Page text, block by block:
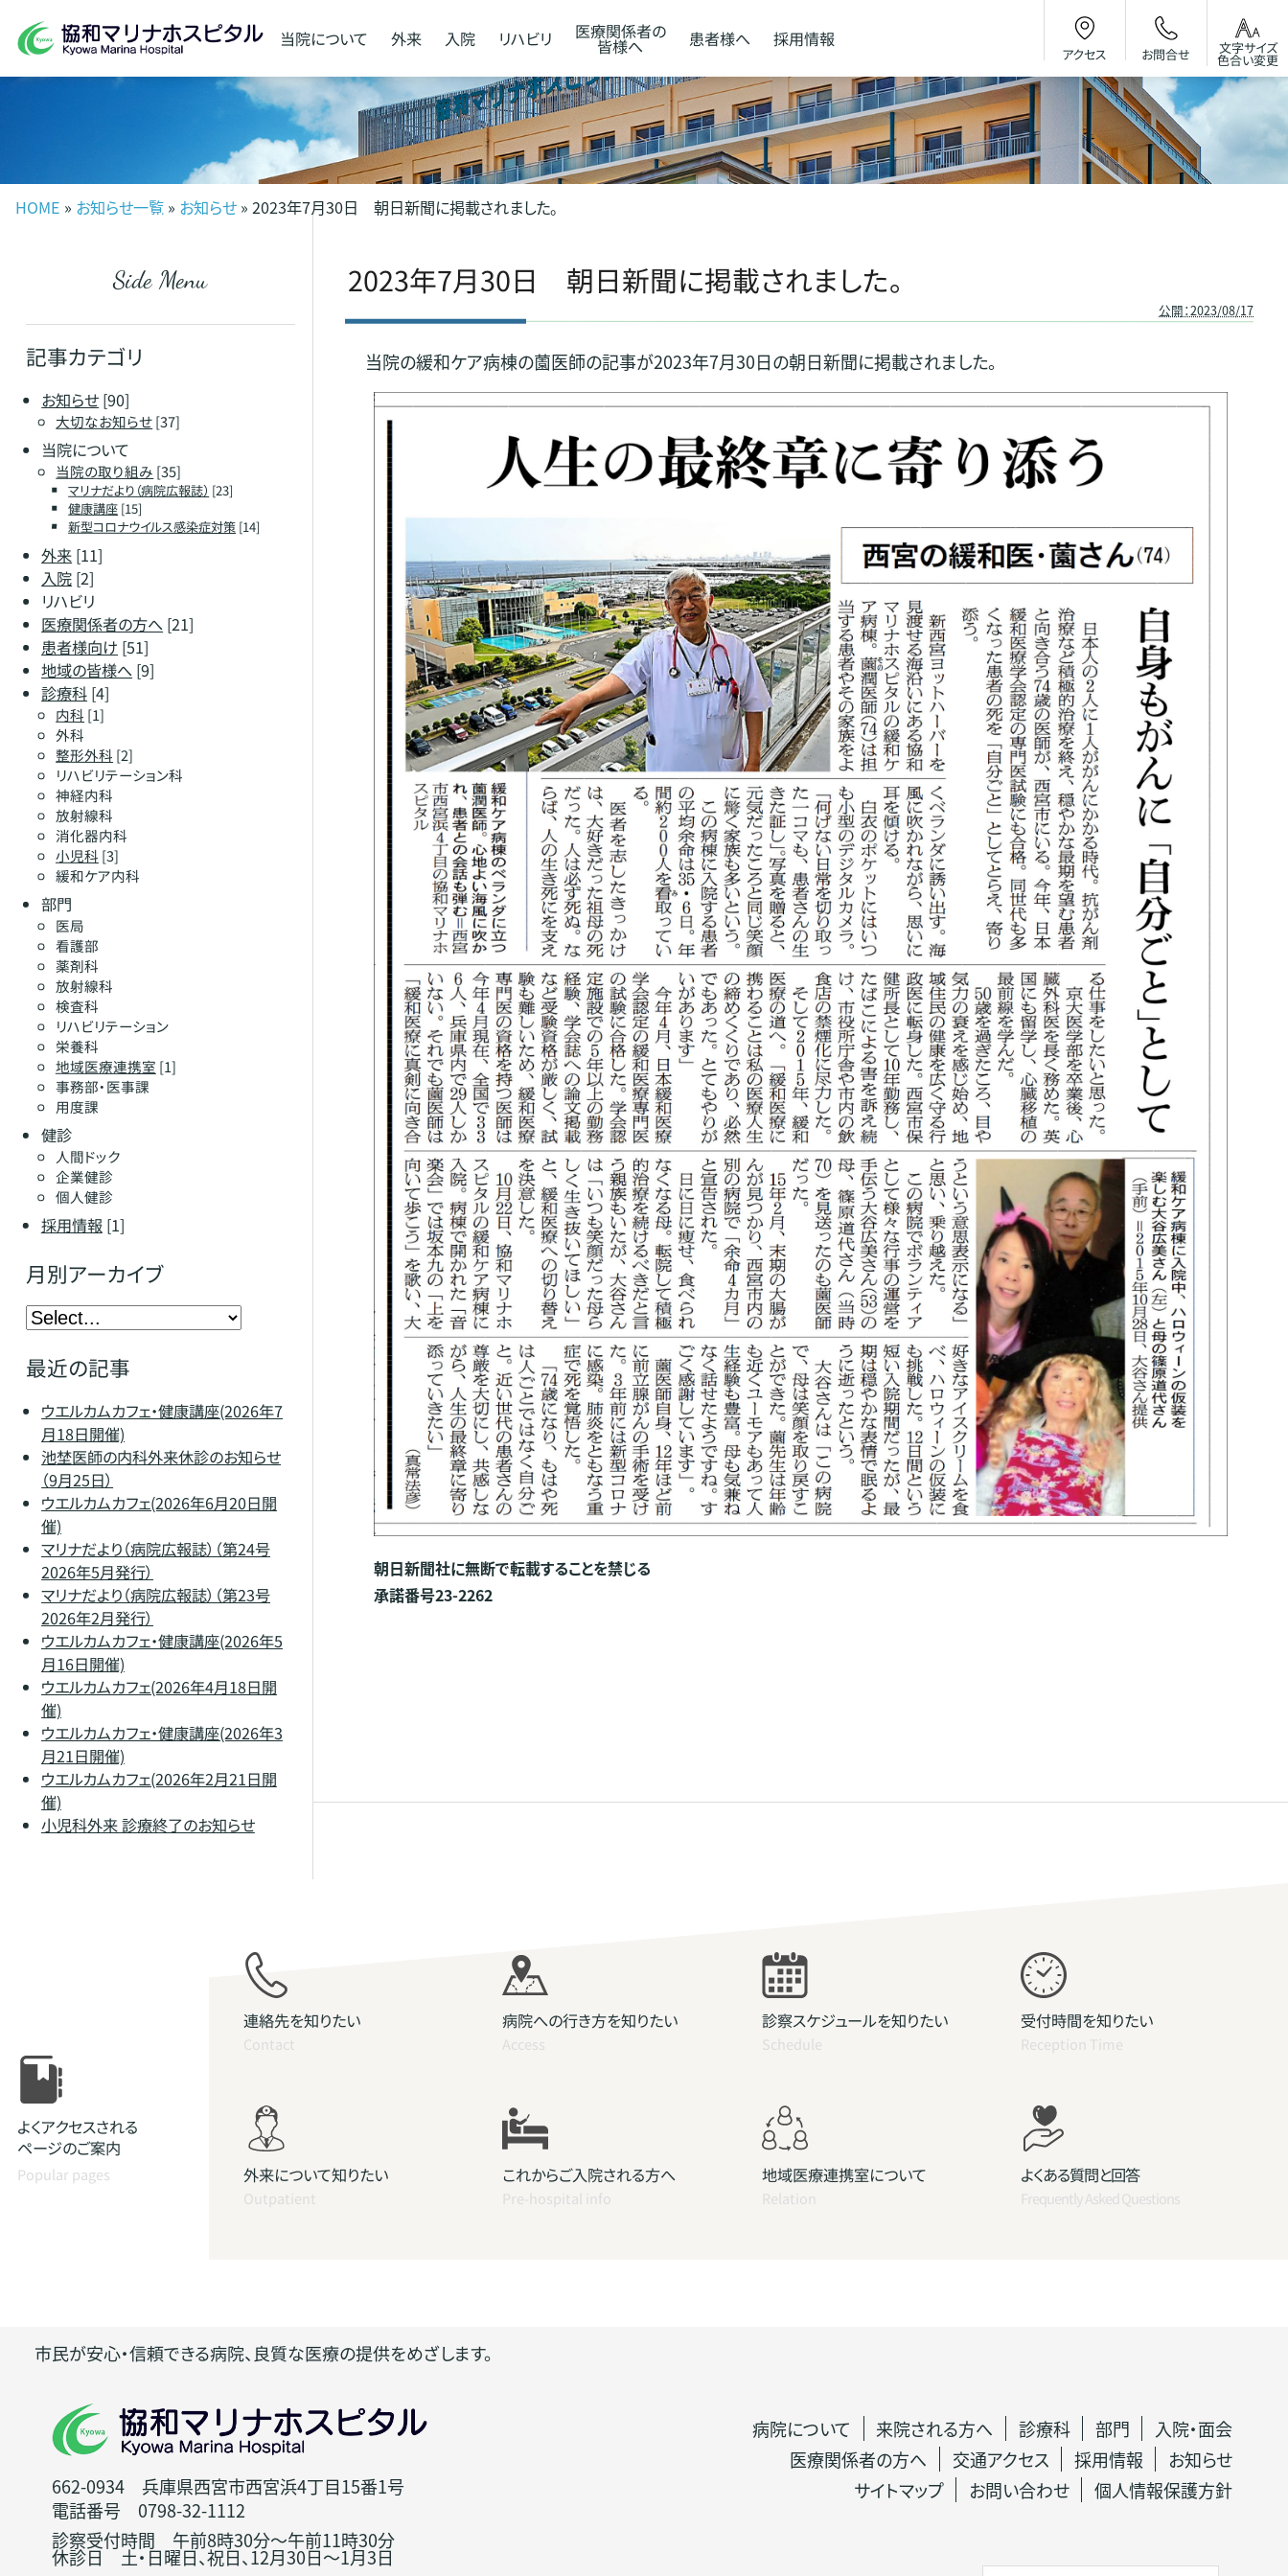
当院について 外来 入院 リハビリ 医療関係者の
皆様へ 患者様へ 採用情報
アクセス お問合せ 文字サイズ
色合い変更
HOME » お知らせ一覧 » お知らせ » 2023年7月30日 朝日新聞に掲載されました。
2023年7月30日 朝日新聞に掲載されました。
公開：2023/08/17
当院の緩和ケア病棟の薗医師の記事が2023年7月30日の朝日新聞に掲載されました。
朝日新聞社に無断で転載することを禁じる
承諾番号23-2262
Side Menu
記事カテゴリ
お知らせ [90]
大切なお知らせ[37]
当院について
当院の取り組み [35]
マリナだより（病院広報誌） [23]
健康講座 [15]
新型コロナウイルス感染症対策[14]
外来 [11]
入院 [2]
リハビリ
医療関係者の方へ [21]
患者様向け [51]
地域の皆様へ [9]
診療科 [4]
内科 [1]
外科
整形外科 [2]
リハビリテーション科
神経内科
放射線科
消化器内科
小児科 [3]
緩和ケア内科
部門
医局
看護部
薬剤科
放射線科
検査科
リハビリテーション
栄養科
地域医療連携室 [1]
事務部・医事課
用度課
健診
人間ドック
企業健診
個人健診
採用情報 [1]
月別アーカイブ
最近の記事
ウエルカムカフェ・健康講座(2026年7
月18日開催)
池埜医師の内科外来休診のお知らせ
（9月25日）
ウエルカムカフェ(2026年6月20日開
催)
マリナだより（病院広報誌）（第24号
2026年5月発行）
マリナだより（病院広報誌）（第23号
2026年2月発行）
ウエルカムカフェ・健康講座(2026年5
月16日開催)
ウエルカムカフェ(2026年4月18日開
催)
ウエルカムカフェ・健康講座(2026年3
月21日開催)
ウエルカムカフェ(2026年2月21日開
催)
小児科外来 診療終了のお知らせ
よくアクセスされる
ページのご案内
Popular pages
連絡先を知りたい
Contact
病院への行き方を知りたい
Access
診察スケジュールを知りたい
Schedule
受付時間を知りたい
Reception Time
外来について知りたい
Outpatient
これからご入院される方へ
Pre-hospital info
地域医療連携室について
Relation
よくある質問と回答
Frequently Asked Questions
市民が安心・信頼できる病院、良質な医療の提供をめざします。
662-0934 兵庫県西宮市西宮浜4丁目15番1号
電話番号 0798-32-1112
診察受付時間 午前8時30分～午前11時30分
休診日 土・日曜日、祝日、12月30日～1月3日
病院について 来院される方へ 診療科 部門
入院・面会
医療関係者の方へ
交通アクセス 採用情報
お知らせ
サイトマップ
お問い合わせ 個人情報保護方針